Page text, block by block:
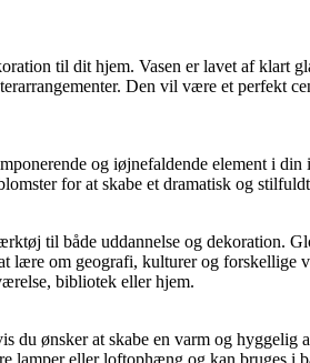
til dit hjem. Vasen er lavet af klart
Den vil være et perfekt
og iøjnefaldende element i
for at skabe et dramatisk og
til både uddannelse og dekoration.
lære om geografi, kulturer og forskellige
bibliotek eller hjem.
du ønsker at skabe en varm og
lamper eller loftophæng og kan bruges i